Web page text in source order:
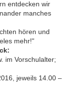
entdecken wir
manches
hören und
mehr!"
im Vorschulalter;
jeweils 14.00 –